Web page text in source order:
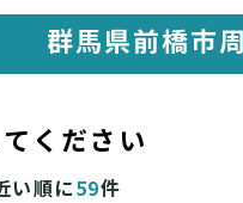
群馬県前橋市
ください
い順に59件